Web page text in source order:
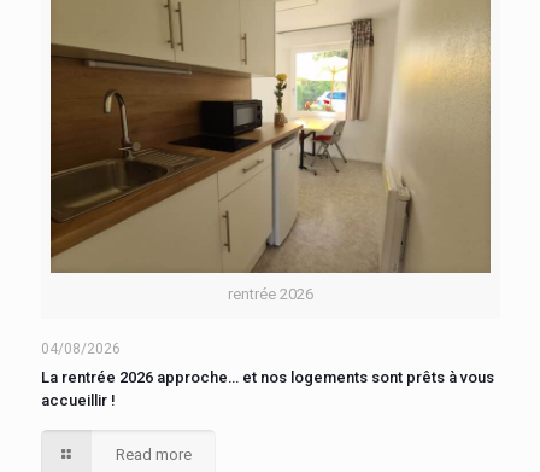
rentrée 2026
04/08/2026
La rentrée 2026 approche… et nos logements sont prêts à vous
accueillir !
Read more